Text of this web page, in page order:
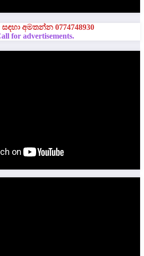
අමතන්න 0774748930
for advertisements.